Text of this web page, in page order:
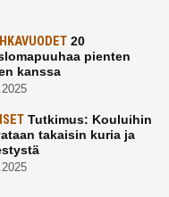
20
pienten
kanssa
Tutkimus: Kouluihin
takaisin kuria ja